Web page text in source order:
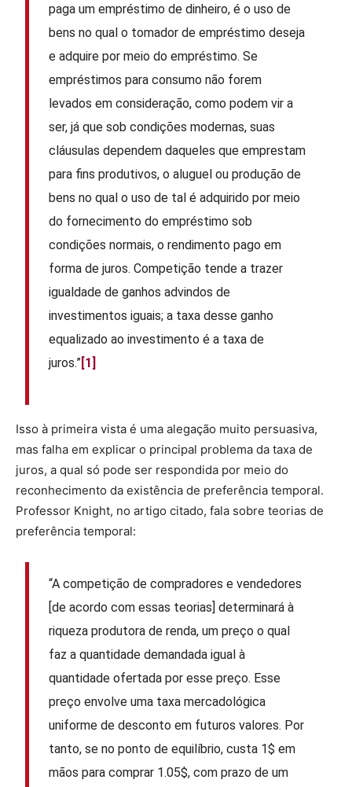
paga um empréstimo de dinheiro, é o uso de
bens no qual o tomador de empréstimo deseja
e adquire por meio do empréstimo. Se
empréstimos para consumo não forem
levados em consideração, como podem vir a
ser, já que sob condições modernas, suas
cláusulas dependem daqueles que emprestam
para fins produtivos, o aluguel ou produção de
bens no qual o uso de tal é adquirido por meio
do fornecimento do empréstimo sob
condições normais, o rendimento pago em
forma de juros. Competição tende a trazer
igualdade de ganhos advindos de
investimentos iguais; a taxa desse ganho
equalizado ao investimento é a taxa de
juros.”[1]
Isso à primeira vista é uma alegação muito persuasiva,
mas falha em explicar o principal problema da taxa de
juros, a qual só pode ser respondida por meio do
reconhecimento da existência de preferência temporal.
Professor Knight, no artigo citado, fala sobre teorias de
preferência temporal:
“A competição de compradores e vendedores
[de acordo com essas teorias] determinará à
riqueza produtora de renda, um preço o qual
faz a quantidade demandada igual à
quantidade ofertada por esse preço. Esse
preço envolve uma taxa mercadológica
uniforme de desconto em futuros valores. Por
tanto, se no ponto de equilíbrio, custa 1$ em
mãos para comprar 1.05$, com prazo de um